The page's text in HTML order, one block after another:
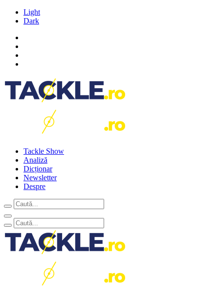
Light
Dark
Tackle Show
Analiză
Dicționar
Newsletter
Despre